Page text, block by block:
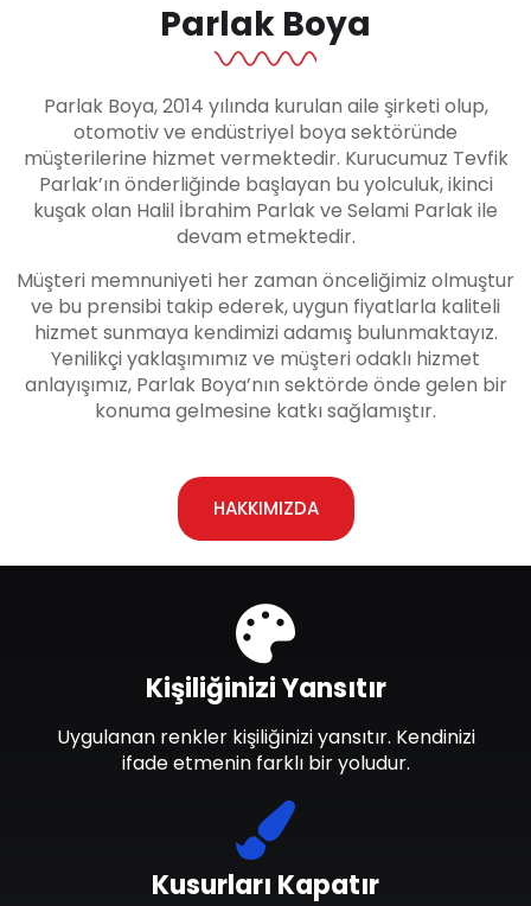
Parlak Boya
Parlak Boya, 2014 yılında kurulan aile şirketi olup,
otomotiv ve endüstriyel boya sektöründe
müşterilerine hizmet vermektedir. Kurucumuz Tevfik
Parlak’ın önderliğinde başlayan bu yolculuk, ikinci
kuşak olan Halil İbrahim Parlak ve Selami Parlak ile
devam etmektedir.
Müşteri memnuniyeti her zaman önceliğimiz olmuştur
ve bu prensibi takip ederek, uygun fiyatlarla kaliteli
hizmet sunmaya kendimizi adamış bulunmaktayız.
Yenilikçi yaklaşımımız ve müşteri odaklı hizmet
anlayışımız, Parlak Boya’nın sektörde önde gelen bir
konuma gelmesine katkı sağlamıştır.
HAKKIMIZDA
Kusurları Kapatır
Kişiliğinizi Yansıtır
Uygulanan renkler kişiliğinizi yansıtır. Kendinizi
ifade etmenin farklı bir yoludur.